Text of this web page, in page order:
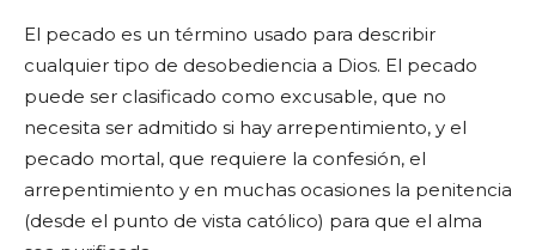
El pecado es un término usado para describir
cualquier tipo de desobediencia a Dios. El pecado
puede ser clasificado como excusable, que no
necesita ser admitido si hay arrepentimiento, y el
pecado mortal, que requiere la confesión, el
arrepentimiento y en muchas ocasiones la penitencia
(desde el punto de vista católico) para que el alma